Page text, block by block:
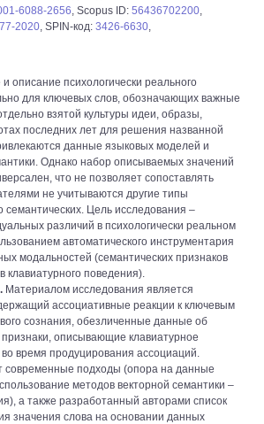
6088-2656, Scopus ID: 56436702200,
2020, SPIN-код: 3426-6630,
описание психологически реального
для ключевых слов, обозначающих важные
взятой культуры идеи, образы,
последних лет для решения названной
данные языковых моделей и
Однако набор описываемых значений
что не позволяет сопоставлять
не учитываются другие типы
семантических. Цель исследования –
различий в психологически реальном
автоматического инструментария
модальностей (семантических признаков
клавиатурного поведения).
Материалом исследования является
ассоциативные реакции к ключевым
сознания, обезличенные данные об
описывающие клавиатурное
время продуцирования ассоциаций.
современные подходы (опора на данные
методов векторной семантики –
а также разработанный авторами список
значения слова на основании данных